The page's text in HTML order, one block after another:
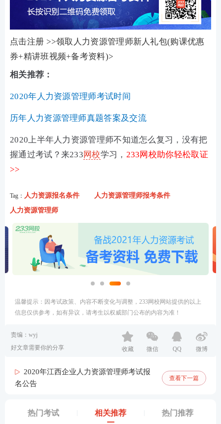
点击注册 >>领取人力资源管理师新人礼包(购课优惠
券+精讲班视频+备考资料)>
相关推荐：
2020年人力资源管理师考试时间
历年人力资源管理师真题答案及交流
2020上半年人力资源管理师不知道怎么复习，没有把
握通过考试？来233网校学习， 233网校助你轻松取证
>>
Tag： 人力资源报名条件
人力资源管理师报考条件
人力资源管理师
温馨提示：因考试政策、内容不断变化与调整，233网校网站提供的以上
信息仅供参考，如有异议，请考生以权威部门公布的内容为准！
责编：wyj
好文章需要你的分享
收藏 微信 QQ 微博
2020年江西企业人力资源管理师考试报
名公告
查看下一篇
热门考试 相关推荐 热门推荐